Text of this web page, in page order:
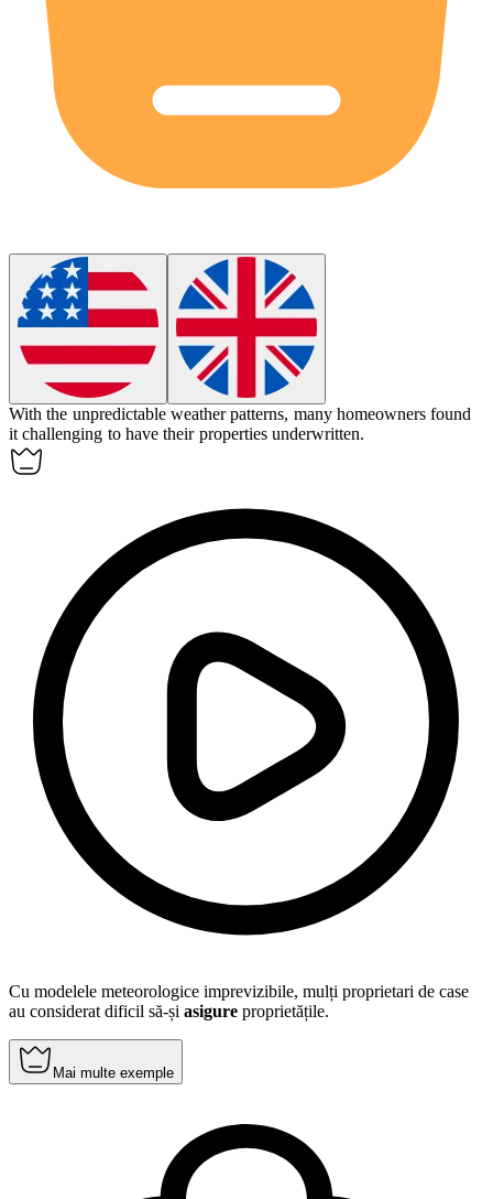
With the unpredictable weather patterns, many homeowners found
it challenging to have their properties underwritten.
Cu modelele meteorologice imprevizibile, mulți proprietari de case
au considerat dificil să-și asigure proprietățile.
Mai multe exemple